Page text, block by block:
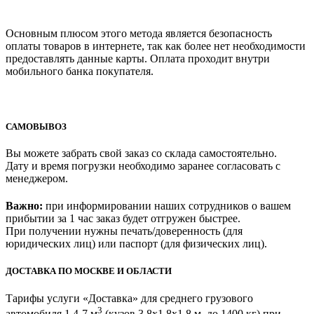
Основным плюсом этого метода является безопасность
оплаты товаров в интернете, так как более нет необходимости
предоставлять данные карты. Оплата проходит внутри
мобильного банка покупателя.
САМОВЫВОЗ
Вы можете забрать свой заказ со склада самостоятельно.
Дату и время погрузки необходимо заранее согласовать с
менеджером.
Важно: при информировании наших сотрудников о вашем
прибытии за 1 час заказ будет отгружен быстрее.
При получении нужны печать/доверенность (для
юридических лиц) или паспорт (для физических лиц).
ДОСТАВКА ПО МОСКВЕ И ОБЛАСТИ
Тарифы услуги «Доставка» для среднего грузового
3